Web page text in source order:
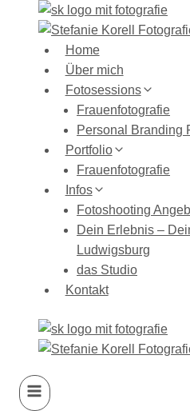
springen
Home
Über mich
Fotosessions
Frauenfotografie
Personal Branding
Portfolio
Frauenfotografie
Infos
Fotoshooting
Dein Erlebnis –
Ludwigsburg
das Studio
Kontakt